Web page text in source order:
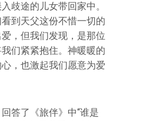
歧途的儿女带回家中。
到天父这份不惜一切的
，但我们发现，是那位
们紧紧抱住。神暖暖的
，也激起我们愿意为爱
答了《旅伴》中“谁是